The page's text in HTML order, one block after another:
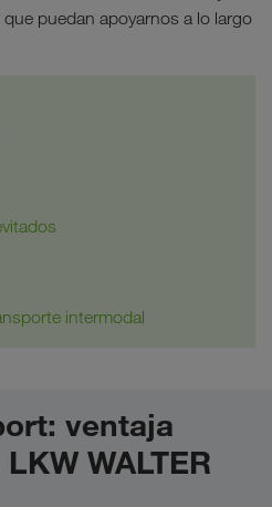
puedan apoyarnos a lo largo
intermodal
ventaja
WALTER